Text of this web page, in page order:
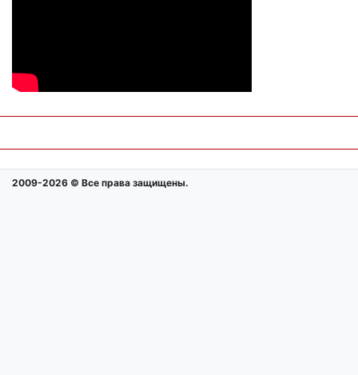
2009-2026 © Все права защищены.